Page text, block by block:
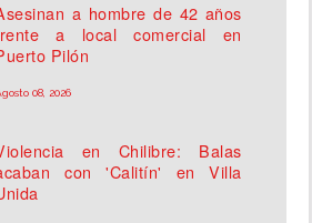
a hombre de 42 años
a local comercial en
Pilón
08, 2026
en Chilibre: Balas
con 'Calitín' en Villa